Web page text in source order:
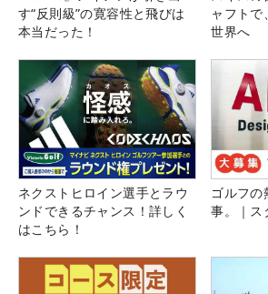
す“反則級”の寛容性と飛びは
本当だった！
ャフト
世界へ
ネクストヒロイン選手とラウ
ンドできるチャンス！詳しく
はこちら！
ゴルフ
事。｜ス